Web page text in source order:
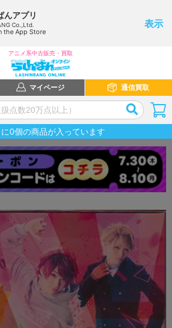
んアプリ
Co.,Ltd.
the App Store
表示
アニメ系中古販売・買取
マイページ 通信買取
0個の商品が入っています